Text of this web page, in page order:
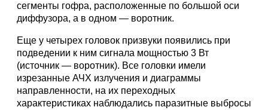
сегменты гофра, расположенные по большой оси
диффузора, а в одном — воротник.
Еще у четырех головок призвуки появились при
подведении к ним сигнала мощностью 3 Вт
(источник — воротник). Все головки имели
изрезанные АЧХ излучения и диаграммы
направленности, на их переходных
характеристиках наблюдались паразитные выбросы